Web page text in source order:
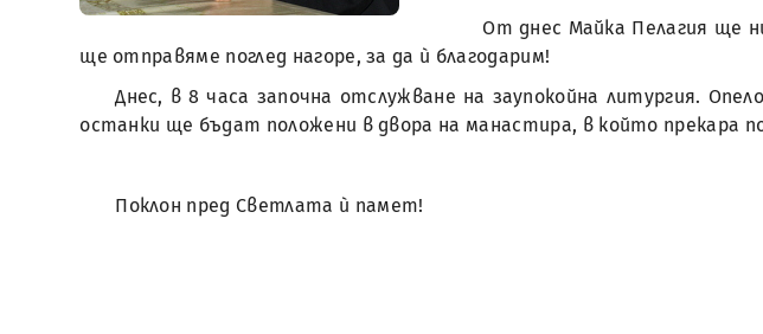
От днес Майка Пелагия ще
ще отправяме поглед нагоре, за да ѝ благодарим!
Днес, в 8 часа започна отслужване на заупокойна литургия.
останки ще бъдат положени в двора на манастира, в който прекара
Поклон пред Светлата ѝ памет!